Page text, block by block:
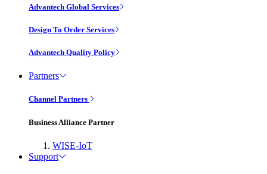
Advantech Global Services
Design To Order Services
Advantech Quality Policy
Partners
Channel Partners
Business Alliance Partner
WISE-IoT
Support